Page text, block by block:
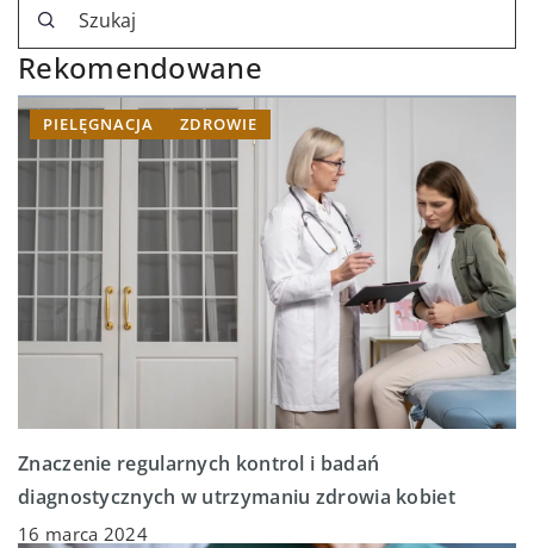
Rekomendowane
PIELĘGNACJA ZDROWIE
Znaczenie regularnych kontrol i badań
diagnostycznych w utrzymaniu zdrowia kobiet
16 marca 2024